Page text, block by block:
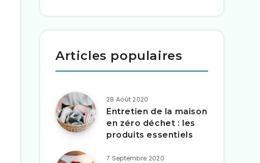
Articles populaires
28 Août 2020
Entretien de la maison
en zéro déchet : les
produits essentiels
7 Septembre 2020